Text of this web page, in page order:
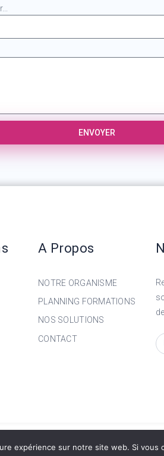
ENVOYER
A Propos
NOTRE ORGANISME
PLANNING FORMATIONS
NOS SOLUTIONS
CONTACT
expérience sur notre site web. Si